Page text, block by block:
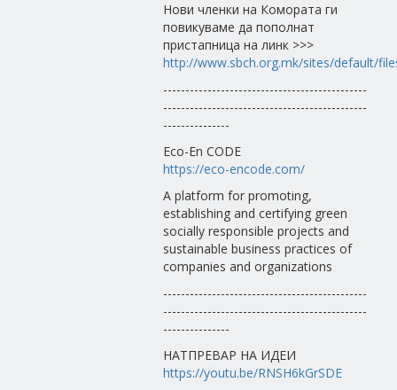
Нови членки на Комората ги
повикуваме да пополнат
пристапница на линк >>>
http://www.sbch.org.mk/sites/default/
----------------------------------------------
----------------------------------------------
---------------
Eco-En CODE
https://eco-encode.com/
A platform for promoting,
establishing and certifying green
socially responsible projects and
sustainable business practices of
companies and organizations
----------------------------------------------
----------------------------------------------
---------------
НАТПРЕВАР НА ИДЕИ
https://youtu.be/RNSH6kGrSDE